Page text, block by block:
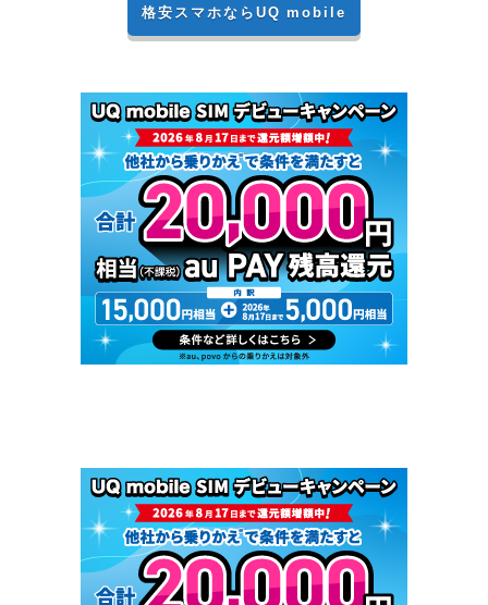
格安スマホならUQ mobile